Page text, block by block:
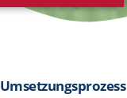
Umsetzungsprozess